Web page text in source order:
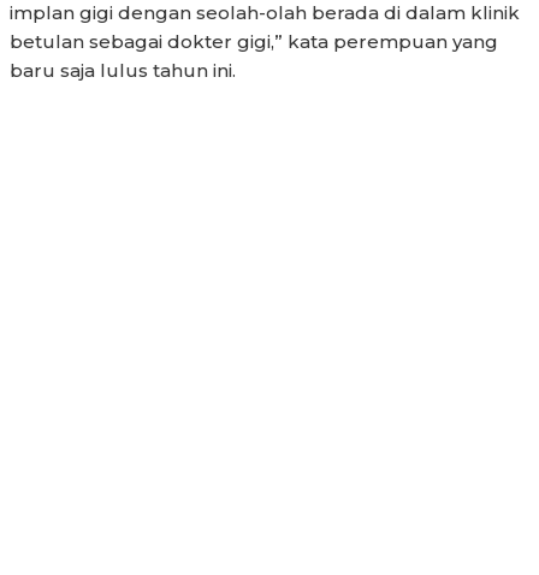
implan gigi dengan seolah-olah berada di dalam klinik
betulan sebagai dokter gigi,” kata perempuan yang
baru saja lulus tahun ini.